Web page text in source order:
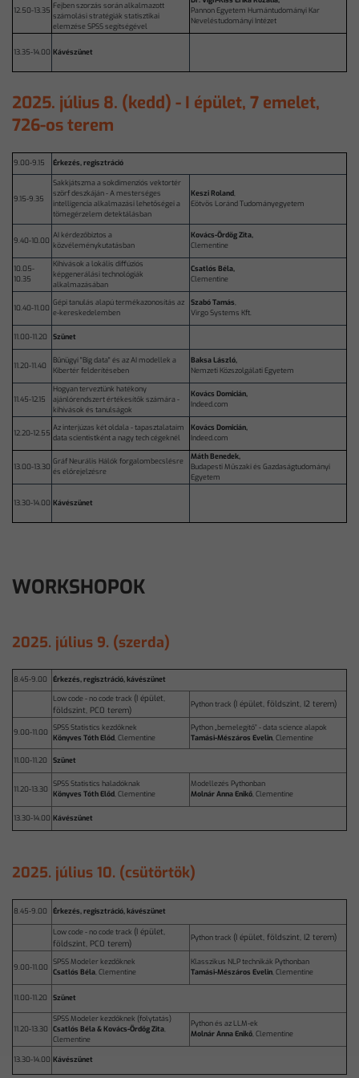
12.50-13.35 Fejben szorzás során alkalmazott
számolási stratégiák statisztikai
elemzése SPSS segítségével
Pannon Egyetem Humántudományi Kar
Neveléstudományi Intézet
13.35-14.00 Kávészünet
2025. július 8. (kedd) - I épület, 7 emelet,
726-os terem
9.00-9.15 Érkezés, regisztráció
9.15-9.35
Sakkjátszma a sokdimenziós vektortér
szörf deszkáján - A mesterséges
intelligencia alkalmazási lehetőségei a
tömegérzelem detektálásban
Keszi Roland,
Eötvös Loránd Tudományegyetem
9.40-10.00
AI kérdezőbiztos a
közvéleménykutatásban
Kovács-Ördög Zita,
Clementine
10.05-
10.35
Kihívások a lokális diffúziós
képgenerálási technológiák
alkalmazásában
Csatlós Béla,
Clementine
10.40-11.00
Gépi tanulás alapú termékazonosítás az
e-kereskedelemben
Szabó Tamás,
Virgo Systems Kft.
11.00-11.20 Szünet
11.20-11.40
Bűnügyi "Big data" és az AI modellek a
Kibertér felderítéseben
Baksa László,
Nemzeti Közszolgálati Egyetem
11.45-12.15
Hogyan terveztünk hatékony
ajánlórendszert értékesítők számára -
kihívások és tanulságok
Kovács Domicián,
Indeed.com
12.20-12.55
Az interjúzas két oldala - tapasztalataim
data scientistként a nagy tech cégeknél
Kovács Domicián,
Indeed.com
13.00-13.30
Gráf Neurális Hálók forgalombecslésre
és előrejelzésre
Máth Benedek,
Budapesti Műszaki és Gazdaságtudományi
Egyetem
13.30-14.00 Kávészünet
WORKSHOPOK
2025. július 9. (szerda)
8.45-9.00
Érkezés, regisztráció, kávészünet
Low code - no code track (I épület,
földszint, PC0 terem)
Python track (I épület, földszint, I2 terem)
9.00-11.00 SPSS Statistics kezdőknek
Könyves Tóth Előd, Clementine
Python „bemelegítő” - data science alapok
Tamási-Mészáros Evelin, Clementine
11.00-11.20 Szünet
11.20-13.30
SPSS Statistics haladóknak
Könyves Tóth Előd, Clementine
Modellezés Pythonban
Molnár Anna Enikő, Clementine
13.30-14.00 Kávészünet
2025. július 10. (csütörtök)
8.45-9.00 Érkezés, regisztráció, kávészünet
Low code - no code track (I épület,
földszint, PC0 terem)
Python track (I épület, földszint, I2 terem)
9.00-11.00
SPSS Modeler kezdőknek
Csatlós Béla, Clementine
Klasszikus NLP technikák Pythonban
Tamási-Mészáros Evelin, Clementine
11.00-11.20 Szünet
11.20-13.30
SPSS Modeler kezdőknek (folytatás)
Csatlós Béla & Kovács-Ördög Zita,
Clementine
Python és az LLM-ek
Molnár Anna Enikő, Clementine
13.30-14.00 Kávészünet